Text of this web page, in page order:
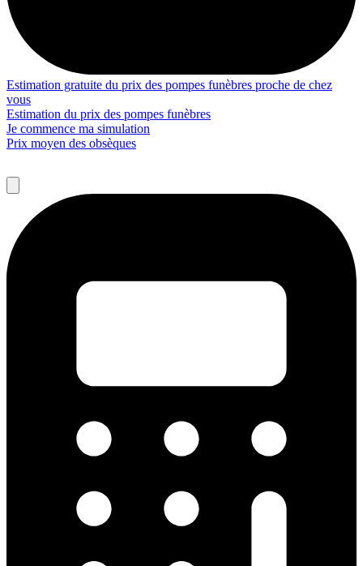
Estimation gratuite du prix des pompes funèbres proche de chez
vous
Estimation du prix des pompes funèbres
Je commence ma simulation
Prix moyen des obsèques